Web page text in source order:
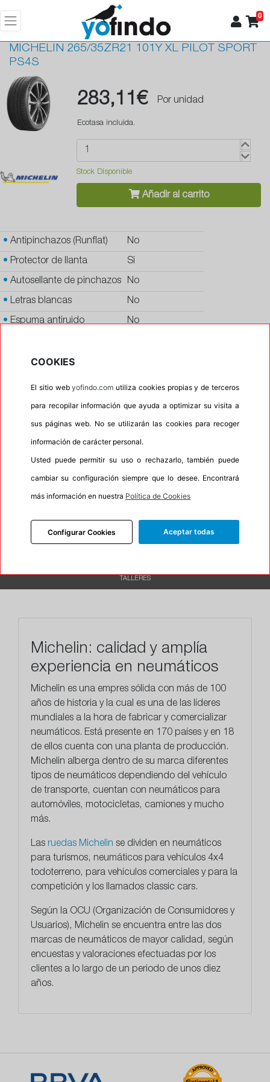
0
MICHELIN 265/35ZR21 101Y XL PILOT SPORT
PS4S
283,11€ Por unidad
Ecotasa incluida.
Stock Disponible
Añadir al carrito
• Antipinchazos (Runflat) No
• Protector de llanta Si
• Autosellante de pinchazos No
• Letras blancas No
•Espuma antiruido No
Banda blanca
PREMIUM
P.O.R. No
Oportunidad No
Etiqueta energética Información Eprel
INFORMACIÓN
TALLERES
Michelin: calidad y amplía
experiencia en neumáticos
Michelin es una empres sólida con más de 100
años de historia y la cual es una de las líderes
mundiales a la hora de fabricar y comercializar
neumáticos. Está presente en 170 países y en 18
de ellos cuenta con una planta de producción.
Michelin alberga dentro de su marca diferentes
tipos de neumáticos dependiendo del vehículo
de transporte, cuentan con neumáticos para
automóviles, motocicletas, camiones y mucho
más.
Las ruedas Michelin se dividen en neumáticos
para turismos, neumáticos para vehículos 4x4
todoterreno, para vehículos comerciales y para la
competición y los llamados classic cars.
Según la OCU (Organización de Consumidores y
Usuarios), Michelin se encuentra entre las dos
marcas de neumáticos de mayor calidad, según
encuestas y valoraciones efectuadas por los
clientes a lo largo de un periodo de unos diez
años.
COOKIES
El sitio webyofindo.com utiliza cookies propias y de terceros
para recopilar información que ayuda a optimizar su visita a
sus páginas web. No se utilizarán las cookies para recoger
información de carácter personal.
Usted puede permitir su uso o rechazarlo, también puede
cambiar su configuración siempre que lo desee. Encontrará
más información en nuestra Política de Cookies
Configurar Cookies Aceptar todas